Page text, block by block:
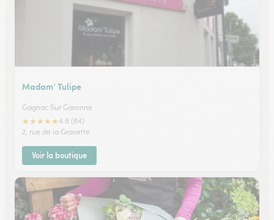
Madam’ Tulipe
Gagnac Sur Garonne
★★★★★4.8 (84)
2, rue de la Gravette
Voir la boutique